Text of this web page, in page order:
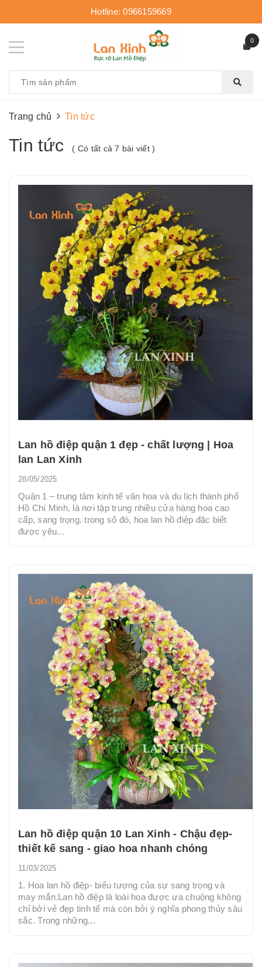
Hotline:0966159669
0
Trang chủ Tin tức
Tin tức ( Có tất cả 7 bài viết )
Lan hồ điệp quận 1 đẹp - chất lượng | Hoa
lan Lan Xinh
28/05/2025
Quận 1 – trung tâm kinh tế văn hoa và du lịch thành phố
Hồ Chí Minh, là nơi tập trung nhiều cửa hàng hoa cao
cấp, sang trọng. trong số đó, hoa lan hồ điệp đặc biết
được yêu...
Lan hồ điệp quận 10 Lan Xinh - Chậu đẹp-
thiết kế sang - giao hoa nhanh chóng
11/03/2025
1. Hoa lan hồ điệp- biểu tượng của sự sang trọng và
may mắn.Lan hồ điệp là loài hoa được ưa chuộng không
chỉ bởi vẻ đẹp tinh tế mà còn bởi ý nghĩa phong thủy sâu
sắc. Trong những...